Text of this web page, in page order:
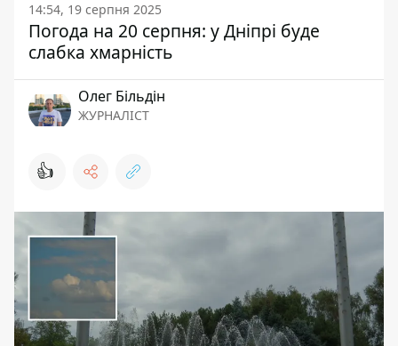
14:54, 19 серпня 2025
Погода на 20 серпня: у Дніпрі буде
слабка хмарність
Олег Більдін
ЖУРНАЛІСТ
👍